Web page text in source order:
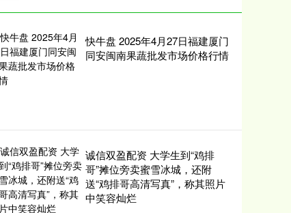
快牛盘 2025年4月27日福建厦门
同安闽南果蔬批发市场价格行情
诚信双盈配资 大学生到“鸡排
哥”摊位旁卖蜜雪冰城，还附
送“鸡排哥高清写真”，称其照片
中笑容灿烂